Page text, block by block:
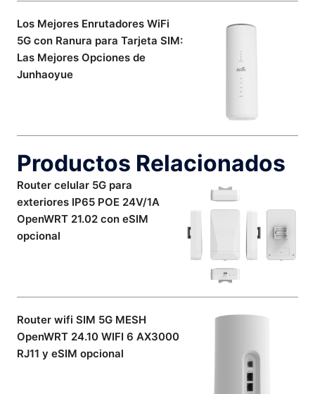
Los Mejores Enrutadores WiFi
5G con Ranura para Tarjeta SIM:
Las Mejores Opciones de
Junhaoyue
Productos Relacionados
Router celular 5G para
exteriores IP65 POE 24V/1A
OpenWRT 21.02 con eSIM
opcional
Router wifi SIM 5G MESH
OpenWRT 24.10 WIFI 6 AX3000
RJ11 y eSIM opcional